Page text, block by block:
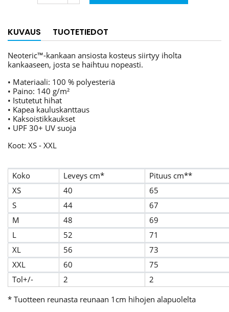
KUVAUS TUOTETIEDOT
Neoteric™-kankaan ansiosta kosteus siirtyy iholta
kankaaseen, josta se haihtuu nopeasti.
• Materiaali: 100 % polyesteriä
• Paino: 140 g/m²
• Istutetut hihat
• Kapea kauluskanttaus
• Kaksoistikkaukset
• UPF 30+ UV suoja
Koot: XS - XXL
Koko Leveys cm*
Pituus cm**
XS
40
65
S
44
67
M
48
69
L
52
71
XL
56
73
XXL
60
75
Tol+/-
2
2
* Tuotteen reunasta reunaan 1cm hihojen alapuolelta